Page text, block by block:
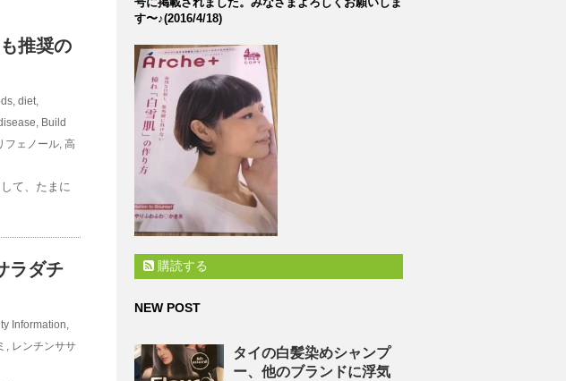
推奨の
, diet,
, Build
フェノール, 高
て、たまに
ラダチ
Information,
, レンチンササ
す〜♪(2016/4/18)
購読する
NEW POST
タイの白髪染めシャンプ
ー、他のブランドに浮気